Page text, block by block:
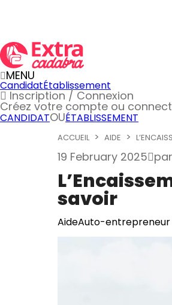
MENU
CandidatÉtablissement
Inscription / Connexion
Créez votre compte ou
CANDIDATOUÉTABLISSEMENT
ACCUEIL AIDE
19 February 2025 par
savoir
AideAuto-entrepreneur